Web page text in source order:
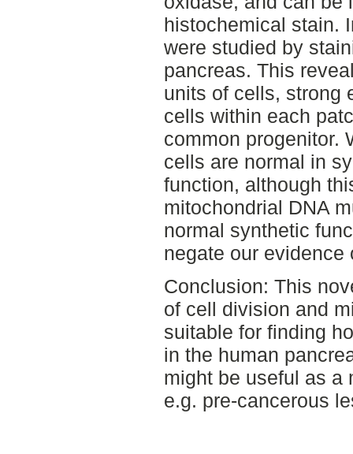
histochemical stain.
were studied by
pancreas. This
units of cells, strong
cells within each
common progenitor.
cells are normal in
function, although
mitochondrial DNA
normal synthetic
negate our
Conclusion: This
of cell division and
suitable for finding
in the human
might be useful as a
e.g. pre-cancerous